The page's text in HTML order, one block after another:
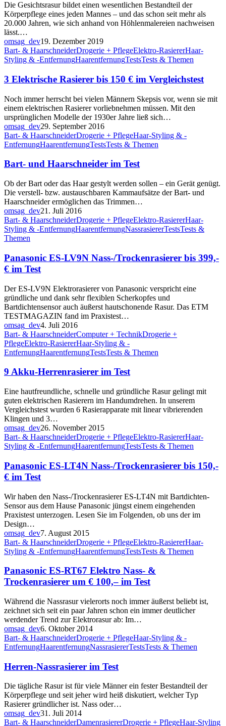
Die Gesichtsrasur bildet einen wesentlichen Bestandteil der
Körperpflege eines jeden Mannes – und das schon seit mehr als
20.000 Jahren, wie sich anhand von Höhlenmalereien nachweisen
lässt.…
omsag_dev19. Dezember 2019
Bart- & HaarschneiderDrogerie + PflegeElektro-RasiererHaar-
Styling & -EntfernungHaarentfernungTestsTests & Themen
3 Elektrische Rasierer bis 150 € im Vergleichstest
Noch immer herrscht bei vielen Männern Skepsis vor, wenn sie mit
einem elektrischen Rasierer vorliebnehmen müssen. Mit den
ursprünglichen Modelle der 1930er Jahre ließ sich…
omsag_dev29. September 2016
Bart- & HaarschneiderDrogerie + PflegeHaar-Styling & -
EntfernungHaarentfernungTestsTests & Themen
Bart- und Haarschneider im Test
Ob der Bart oder das Haar gestylt werden sollen – ein Gerät genügt.
Die verstell- bzw. austauschbaren Kammaufsätze der Bart- und
Haarschneider ermöglichen das Trimmen…
omsag_dev21. Juli 2016
Bart- & HaarschneiderDrogerie + PflegeElektro-RasiererHaar-
Styling & -EntfernungHaarentfernungNassrasiererTestsTests &
Themen
Panasonic ES-LV9N Nass-/Trockenrasierer bis 399,-
€ im Test
Der ES-LV9N Elektrorasierer von Panasonic verspricht eine
gründliche und dank sehr flexiblen Scherkopfes und
Bartdichtensensor auch äußerst hautschonende Rasur. Das ETM
TESTMAGAZIN fand im Praxistest…
omsag_dev4. Juli 2016
Bart- & HaarschneiderComputer + TechnikDrogerie +
PflegeElektro-RasiererHaar-Styling & -
EntfernungHaarentfernungTestsTests & Themen
9 Akku-Herrenrasierer im Test
Eine hautfreundliche, schnelle und gründliche Rasur gelingt mit
guten elektrischen Rasierern im Handumdrehen. In unserem
Vergleichstest wurden 6 Rasierapparate mit linear vibrierenden
Klingen und 3…
omsag_dev26. November 2015
Bart- & HaarschneiderDrogerie + PflegeElektro-RasiererHaar-
Styling & -EntfernungHaarentfernungTestsTests & Themen
Panasonic ES-LT4N Nass-/Trockenrasierer bis 150,-
€ im Test
Wir haben den Nass-/Trockenrasierer ES-LT4N mit Bartdichten-
Sensor aus dem Hause Panasonic jüngst einem eingehenden
Praxistest unterzogen. Lesen Sie im Folgenden, ob uns der im
Design…
omsag_dev7. August 2015
Bart- & HaarschneiderDrogerie + PflegeElektro-RasiererHaar-
Styling & -EntfernungHaarentfernungTestsTests & Themen
Panasonic ES-RT67 Elektro Nass- &
Trockenrasierer um € 100,– im Test
Während die Nassrasur vielerorts noch immer äußerst beliebt ist,
zeichnet sich seit ein paar Jahren schon ein immer deutlicher
werdender Trend zur Elektrorasur ab: Im…
omsag_dev6. Oktober 2014
Bart- & HaarschneiderDrogerie + PflegeHaar-Styling & -
EntfernungHaarentfernungNassrasiererTestsTests & Themen
Herren-Nassrasierer im Test
Die tägliche Rasur ist für viele Männer ein fester Bestandteil der
Körperpflege und seit jeher wird heiß diskutiert, welcher Typ
Rasierer gründlicher ist. Nass oder…
omsag_dev31. Juli 2014
Bart- & HaarschneiderDamenrasiererDrogerie + PflegeHaar-Styling